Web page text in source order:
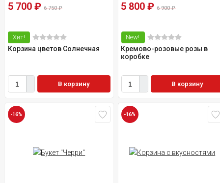
5 700 ₽ 6 750₽
Хит!
Корзина цветов Солнечная
В корзину
5 800₽ 6 900₽
New!
Кремово-розовые розы в
коробке
В корзину
-16% -16%